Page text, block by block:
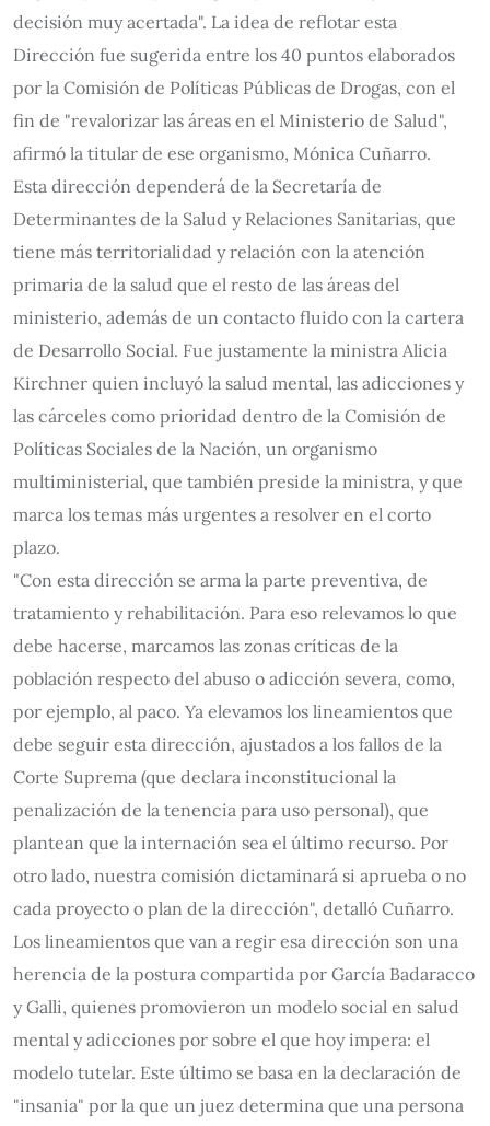
decisión muy acertada". La idea de reflotar esta
Dirección fue sugerida entre los 40 puntos elaborados
por la Comisión de Políticas Públicas de Drogas, con el
fin de "revalorizar las áreas en el Ministerio de Salud",
afirmó la titular de ese organismo, Mónica Cuñarro.
Esta dirección dependerá de la Secretaría de
Determinantes de la Salud y Relaciones Sanitarias, que
tiene más territorialidad y relación con la atención
primaria de la salud que el resto de las áreas del
ministerio, además de un contacto fluido con la cartera
de Desarrollo Social. Fue justamente la ministra Alicia
Kirchner quien incluyó la salud mental, las adicciones y
las cárceles como prioridad dentro de la Comisión de
Políticas Sociales de la Nación, un organismo
multiministerial, que también preside la ministra, y que
marca los temas más urgentes a resolver en el corto
plazo.
"Con esta dirección se arma la parte preventiva, de
tratamiento y rehabilitación. Para eso relevamos lo que
debe hacerse, marcamos las zonas críticas de la
población respecto del abuso o adicción severa, como,
por ejemplo, al paco. Ya elevamos los lineamientos que
debe seguir esta dirección, ajustados a los fallos de la
Corte Suprema (que declara inconstitucional la
penalización de la tenencia para uso personal), que
plantean que la internación sea el último recurso. Por
otro lado, nuestra comisión dictaminará si aprueba o no
cada proyecto o plan de la dirección", detalló Cuñarro.
Los lineamientos que van a regir esa dirección son una
herencia de la postura compartida por García Badaracco
y Galli, quienes promovieron un modelo social en salud
mental y adicciones por sobre el que hoy impera: el
modelo tutelar. Este último se basa en la declaración de
"insania" por la que un juez determina que una persona